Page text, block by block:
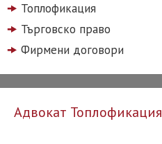
Топлофикация
Търговско право
Фирмени договори
Адвокат Топлофикация